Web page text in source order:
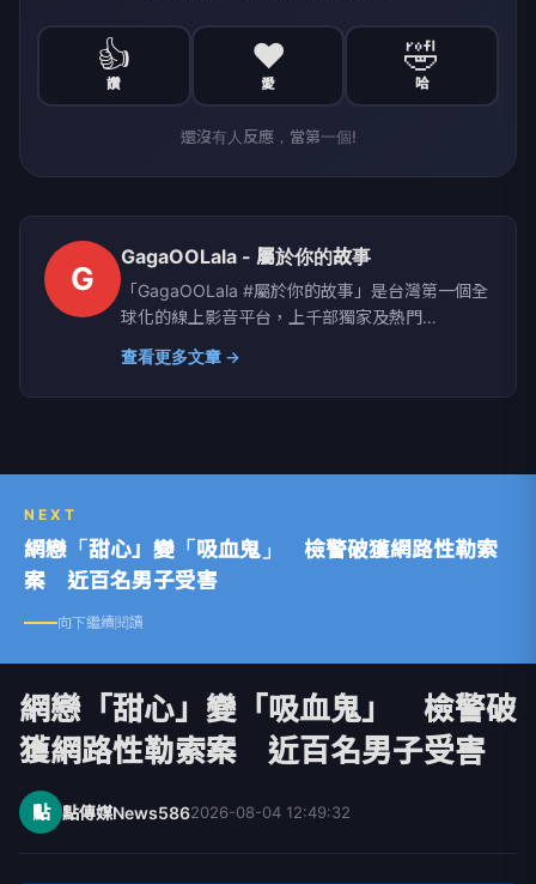
👍
讚
❤️
愛
🤣
哈
還沒有人反應，當第一個!
G
GagaOOLala - 屬於你的故事
「GagaOOLala #屬於你的故事」是台灣第一個全
球化的線上影音平台，上千部獨家及熱門
LGBTQ+影音內容，包含電影、記錄片、短片、影
集和原創內容，週週更新不間斷。
查看更多文章 →
NEXT
網戀「甜心」變「吸血鬼」 檢警破獲網路性勒索
案 近百名男子受害
向下繼續閱讀
網戀「甜心」變「吸血鬼」 檢警破
獲網路性勒索案 近百名男子受害
點 點傳媒News5862026-08-04 12:49:32